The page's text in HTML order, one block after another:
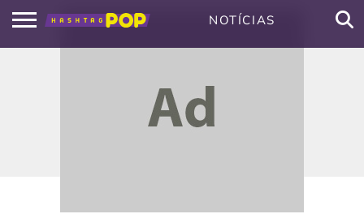
NOTÍCIAS